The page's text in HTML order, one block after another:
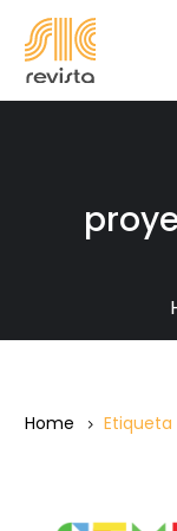
Home Etiqueta